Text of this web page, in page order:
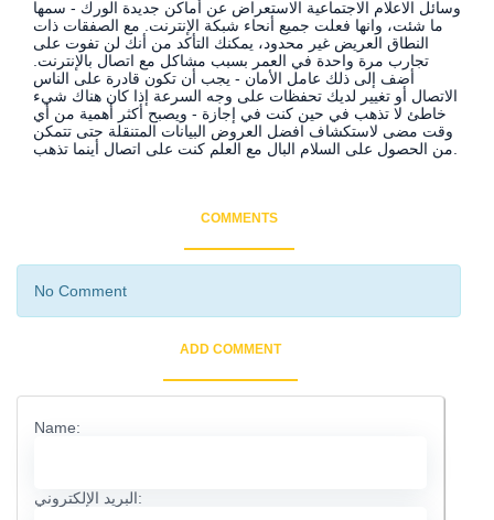
وسائل الاعلام الاجتماعية الاستعراض عن أماكن جديدة الورك - سمها
ما شئت، وانها فعلت جميع أنحاء شبكة الإنترنت. مع الصفقات ذات
النطاق العريض غير محدود، يمكنك التأكد من أنك لن تفوت على
تجارب مرة واحدة في العمر بسبب مشاكل مع اتصال بالإنترنت.
أضف إلى ذلك عامل الأمان - يجب أن تكون قادرة على الناس
الاتصال أو تغيير لديك تحفظات على وجه السرعة إذا كان هناك شيء
خاطئ لا تذهب في حين كنت في إجازة - ويصبح أكثر أهمية من أي
وقت مضى لاستكشاف افضل العروض البيانات المتنقلة حتى تتمكن
من الحصول على السلام البال مع العلم كنت على اتصال أينما تذهب.
COMMENTS
No Comment
ADD COMMENT
Name:
البريد الإلكتروني: